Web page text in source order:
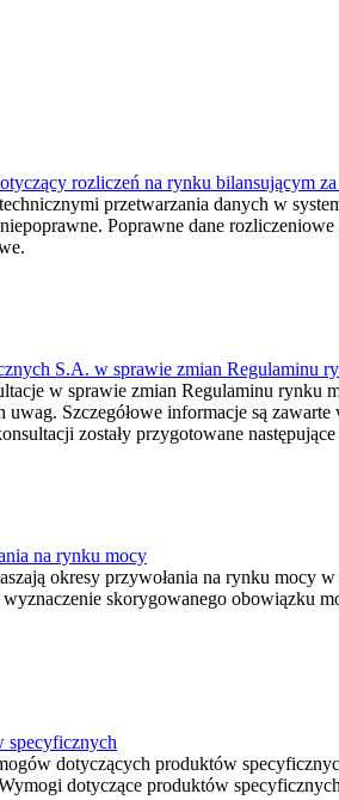
rozliczeń na rynku bilansującym
przetwarzania danych w
Poprawne dane
S.A. w sprawie zmian
w sprawie zmian Regulaminu rynku
uwag. Szczegółowe informacje są
zostały przygotowane
na rynku mocy
okresy przywołania na rynku
skorygowanego obowiązku
specyficznych
dotyczących produktów
dotyczące produktów